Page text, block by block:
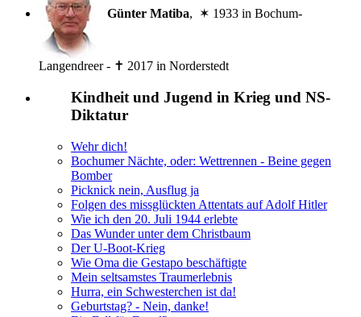
Günter Matiba, ✶ 1933 in Bochum-
Langendreer - ✝ 2017 in Norderstedt
Kindheit und Jugend in Krieg und NS-
Diktatur
Wehr dich!
Bochumer Nächte, oder: Wettrennen - Beine gegen
Bomber
Picknick nein, Ausflug ja
Folgen des missglückten Attentats auf Adolf Hitler
Wie ich den 20. Juli 1944 erlebte
Das Wunder unter dem Christbaum
Der U-Boot-Krieg
Wie Oma die Gestapo beschäftigte
Mein seltsamstes Traumerlebnis
Hurra, ein Schwesterchen ist da!
Geburtstag? - Nein, danke!